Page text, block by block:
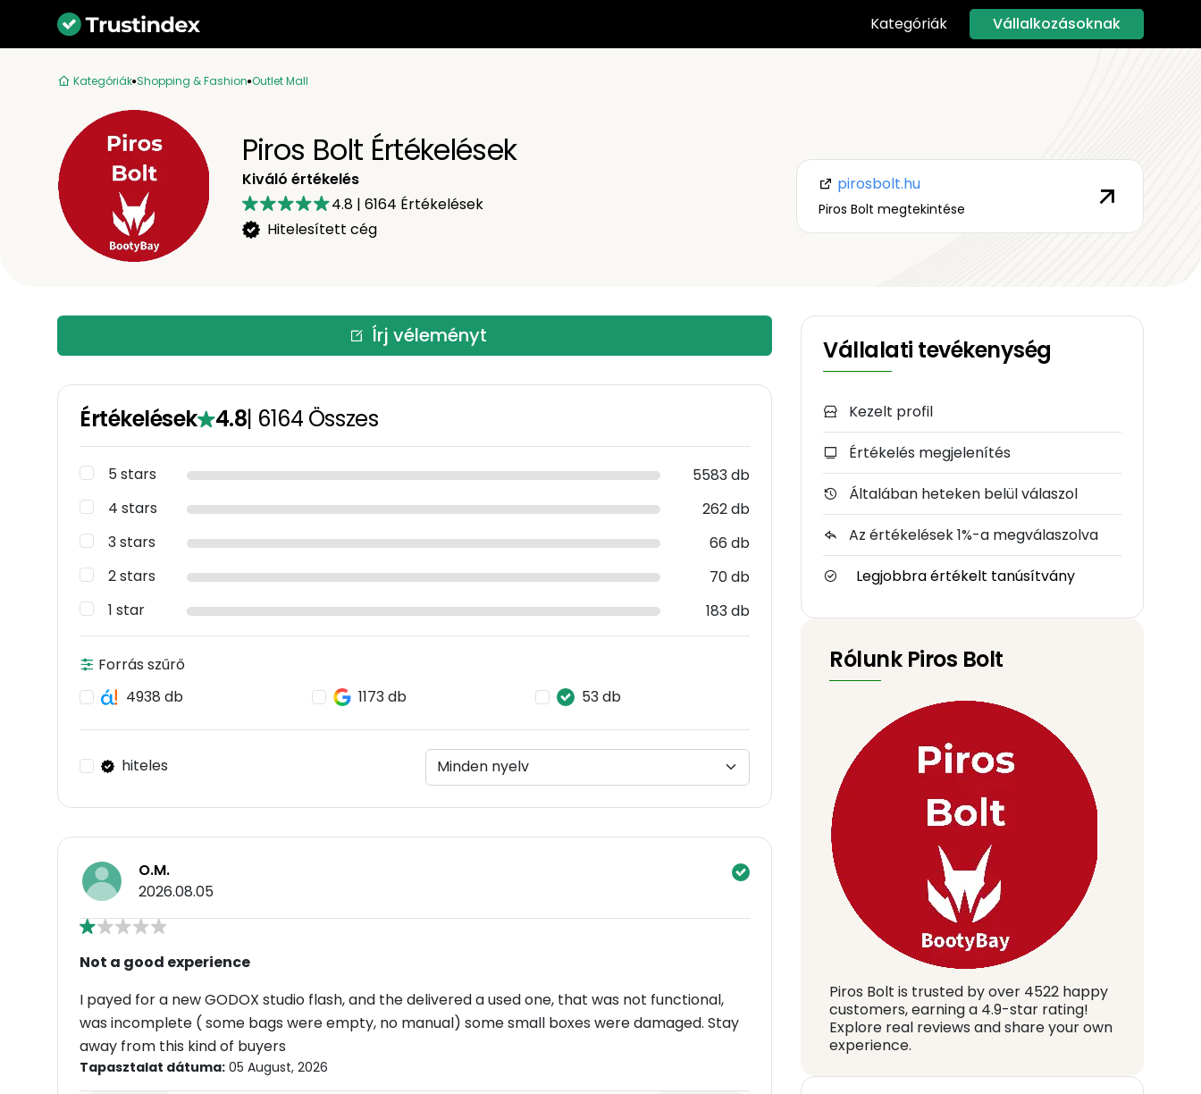
Kategóriák Vállalkozásoknak
Kategóriák Shopping & Fashion Outlet Mall
Piros Bolt Értékelések
Kiváló értékelés
4.8 | 6164 Értékelések
Hitelesített cég
pirosbolt.hu
Piros Bolt megtekintése
Írj véleményt
Értékelések 4.8| 6164 Összes
5 stars
5583 db
4 stars
262 db
3 stars
66 db
2 stars
70 db
1 star
183 db
Forrás szűrő
4938 db
1173 db 53 db
hiteles
O.M.
2026.08.05
Not a good experience
I payed for a new GODOX studio flash, and the delivered a used one, that was not functional,
was incomplete ( some bags were empty, no manual) some small boxes were damaged. Stay
away from this kind of buyers
Tapasztalat dátuma: 05 August, 2026
Vállalati tevékenység
Kezelt profil
Értékelés megjelenítés
Általában heteken belül válaszol
Az értékelések 1%-a megválaszolva
Legjobbra értékelt tanúsítvány
Rólunk Piros Bolt
Piros Bolt is trusted by over 4522 happy
customers, earning a 4.9-star rating!
Explore real reviews and share your own
experience.